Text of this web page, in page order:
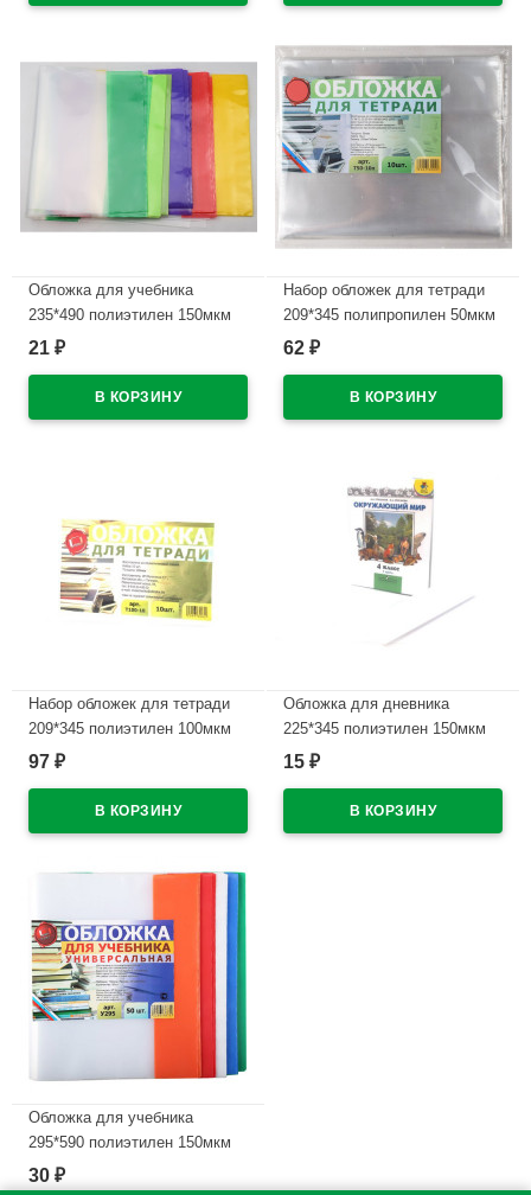
Обложка для учебника
235*490 полиэтилен 150мкм
универсальная М арт У 235
21 ₽
Набор обложек для тетради
209*345 полипропилен 50мкм
10 штук в наборе арт.Т50-10п
62 ₽
Набор обложек для тетради
209*345 полиэтилен 100мкм
10 штук в наборе арт Т100-10
97 ₽
Обложка для дневника
225*345 полиэтилен 150мкм
М арт Д150-100
15 ₽
Обложка для учебника
295*590 полиэтилен 150мкм
универсальная М арт У 295
30 ₽